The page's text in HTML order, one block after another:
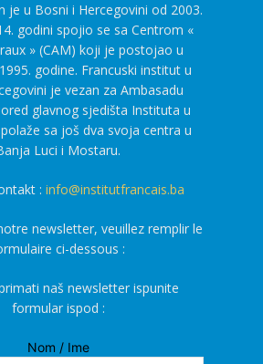
je u Bosni i Hercegovini od 2003.
godini spojio se sa Centrom «
» (CAM) koji je postojao u
godine. Francuski institut u
je vezan za Ambasadu
glavnog sjedišta Instituta u
sa još dva svoja centra u
Luci i Mostaru.
: info@institutfrancais.ba
newsletter, veuillez remplir le
ci-dessous :
naš newsletter ispunite
formular ispod :
Nom / Ime